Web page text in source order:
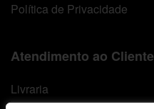
Política de Privacidade
Atendimento ao Cliente
Livraria